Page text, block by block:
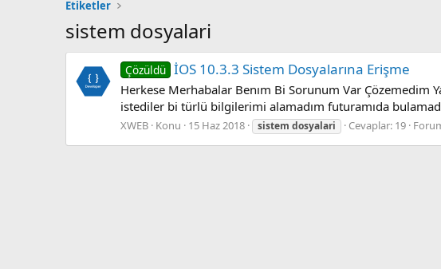
Etiketler
sistem dosyalari
Çözüldü İOS 10.3.3 Sistem Dosyalarına Erişme
Herkese Merhabalar Benım Bi Sorunum Var Çözemedim
istediler bi türlü bilgilerimi alamadım futuramıda
XWEB Konu 15 Haz 2018 sistem dosyalari Cevaplar: 19